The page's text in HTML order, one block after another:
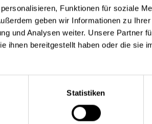
Funktionen für soziale
geben wir Informationen zu
und Analysen weiter. Unsere Partner
ihnen bereitgestellt haben oder die sie
Statistiken
entscheidend. Oft liegen die